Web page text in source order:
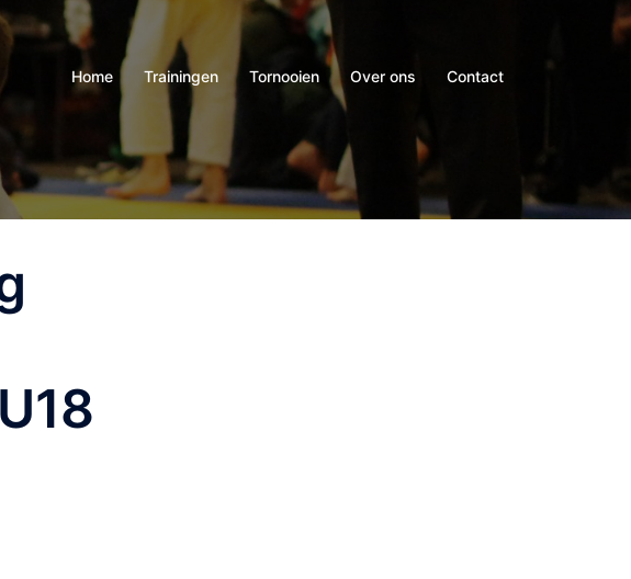
Home Trainingen Tornooien Over ons Contact